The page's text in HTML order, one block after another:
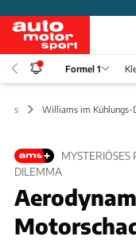
Formel 1
Williams im Kühlungs-
DILEMMA